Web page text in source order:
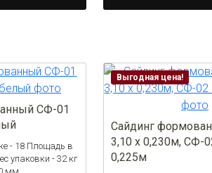
СФ-01
- 18 Площадь в
упаковки - 32 кг
Выгодная цена!
Сайдинг
3,10 х 0,230м, СФ-
0,225м